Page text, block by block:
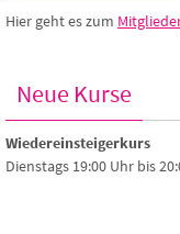
Hier geht es zum
Neue Kurse
Wiedereinsteigerkurs
Dienstags 19:00 Uhr bis